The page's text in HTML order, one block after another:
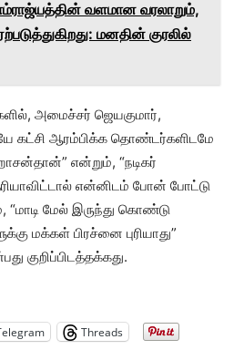
வளமான வரலாறும்,
மனதின் குரலில்
அமைச்சர் ஜெயகுமார்,
கட்சி ஆரம்பிக்க தொண்டர்களிடமே
என்றும், “நடிகர்
என்னிடம் போன் போட்டு
“மாடி மேல் இருந்து கொண்டு
மக்கள் பிரச்னை புரியாது”
குறிப்பிடத்தக்கது.
Threads